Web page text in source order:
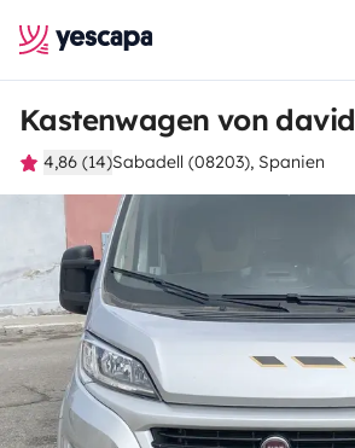
Kastenwagen von david
4,86 (14)Sabadell (08203), Spanien